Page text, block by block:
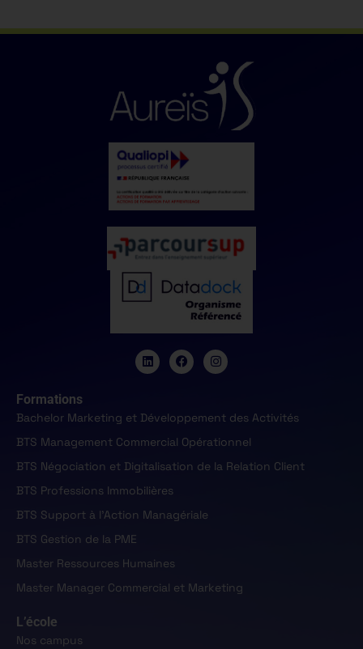
Formations
Bachelor Marketing et Développement des Activités
BTS Management Commercial Opérationnel
BTS Négociation et Digitalisation de la Relation Client
BTS Professions Immobilières
BTS Support à l'Action Managériale
BTS Gestion de la PME
Master Ressources Humaines
Master Manager Commercial et Marketing
L’école
Nos campus